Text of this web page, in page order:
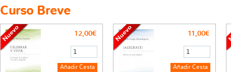
Curso Breve
12,00€ 11,00€